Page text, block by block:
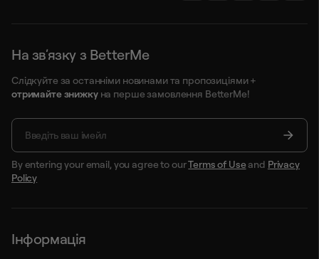
На звʼязку з BetterMe
Слідкуйте за останніми новинами та пропозиціями +
отримайте знижку на перше замовлення BetterMe!
By entering your email, you agree to ourTerms of Useand Privacy
Policy
Інформація